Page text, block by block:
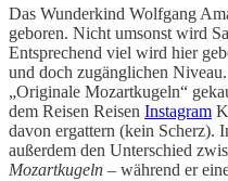
Das Wunderkind Wolfgang
geboren. Nicht umsonst wird
Entsprechend viel wird hier
und doch zugänglichen
„Originale Mozartkugeln“
dem Reisen Reisen Instagram
davon ergattern (kein Scherz).
außerdem den Unterschied
Mozartkugeln – während er